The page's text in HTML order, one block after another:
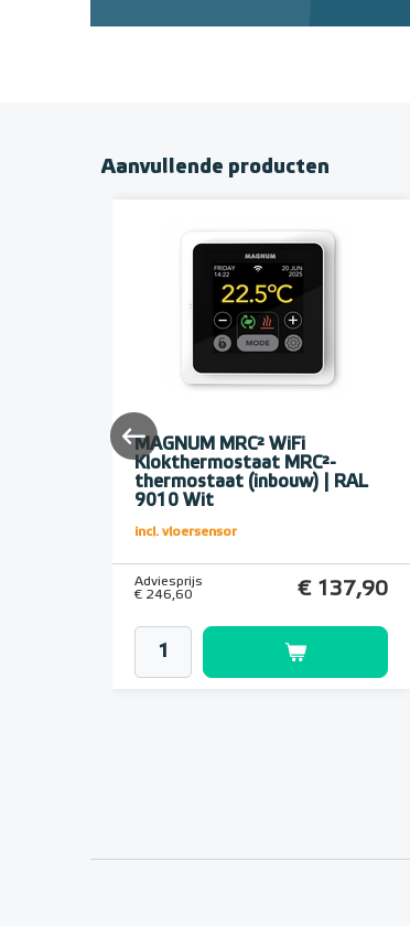
Aanvullende producten
MAGNUM MRC² WiFi
Klokthermostaat MRC²-
thermostaat (inbouw) | RAL
9010 Wit
incl. vloersensor
Adviesprijs
€ 246,60
€ 137,90